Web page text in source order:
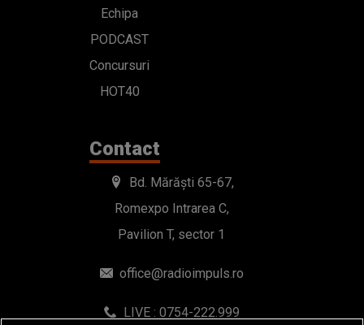
Echipa
PODCAST
Concursuri
HOT40
Contact
Bd. Mărăști 65-67,
Romexpo Intrarea C,
Pavilion T, sector 1
office@radioimpuls.ro
LIVE : 0754-222.999